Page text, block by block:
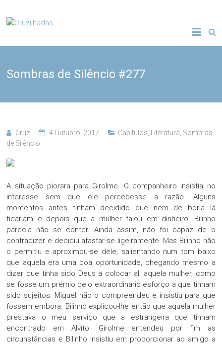
content
Cruzilhadas
Sombras de Silêncio #277
Cruz 4 Outubro, 2017 Capítulos Literatura Sombras
de Silêncio
A situação piorara para Girolme. O companheiro insistia no
interesse sem que ele percebesse a razão. Alguns
momentos antes tinham decidido que nem de borla lá
ficariam e depois que a mulher falou em dinheiro, Bilinho
parecia não se conter. Ainda assim, não foi capaz de o
contradizer e decidiu afastar-se ligeiramente. Mas Bilinho não
o permitiu e aproximou-se dele, salientando num tom baixo
que aquela era uma boa oportunidade, chegando mesmo a
dizer que tinha sido Deus a colocar ali aquela mulher, como
se fosse um prémio pelo extraordinário esforço a que tinham
sido sujeitos. Miguel não o compreendeu e insistiu para que
fossem embora. Bilinho explicou-lhe então que aquela mulher
prestava o meu serviço que a estrangeira que tinham
encontrado em Alvito. Girolme entendeu por fim as
circunstâncias e Bilinho insistiu em proporcionar ao amigo a